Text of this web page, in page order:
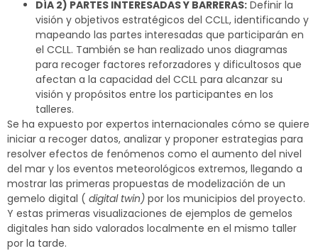
DÍA 2) PARTES INTERESADAS Y BARRERAS: Definir la
visión y objetivos estratégicos del CCLL, identificando y
mapeando las partes interesadas que participarán en
el CCLL. También se han realizado unos diagramas
para recoger factores reforzadores y dificultosos que
afectan a la capacidad del CCLL para alcanzar su
visión y propósitos entre los participantes en los
talleres.
Se ha expuesto por expertos internacionales cómo se quiere
iniciar a recoger datos, analizar y proponer estrategias para
resolver efectos de fenómenos como el aumento del nivel
del mar y los eventos meteorológicos extremos, llegando a
mostrar las primeras propuestas de modelización de un
gemelo digital ( digital twin) por los municipios del proyecto.
Y estas primeras visualizaciones de ejemplos de gemelos
digitales han sido valorados localmente en el mismo taller
por la tarde.